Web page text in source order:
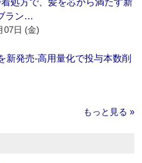
処方で、髪を芯から満たす新
ラン…
07日 (金)
新発売‐高用量化で投与本数削
もっと見る »